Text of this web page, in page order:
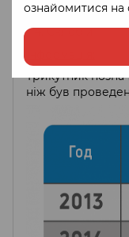
ознайомитися на
Компактний
Склобій
Трикутник
ніж був